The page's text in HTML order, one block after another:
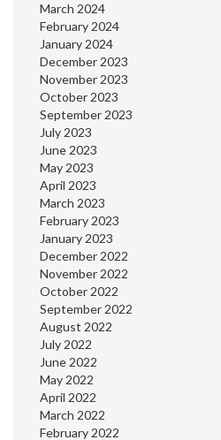
March 2024
February 2024
January 2024
December 2023
November 2023
October 2023
September 2023
July 2023
June 2023
May 2023
April 2023
March 2023
February 2023
January 2023
December 2022
November 2022
October 2022
September 2022
August 2022
July 2022
June 2022
May 2022
April 2022
March 2022
February 2022